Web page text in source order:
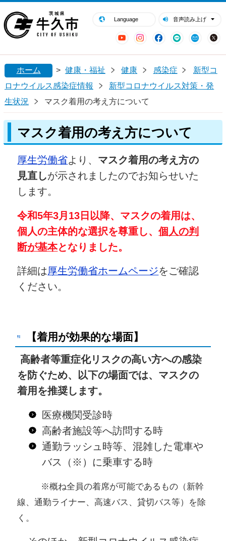
Language 音声読み上げ
YouTubeInstagram
Facebook
LINE Mail
閉じる
ホーム > 健康・福祉 健康 感染症
新型コ
ロナウイルス感染症情報
新型コロナウイルス対策・発
生状況
マスク着用の考え方について
マスク着用の考え方について
厚生労働省より、 マスク着用の考え方の
見直しが示されましたのでお知らせいた
します。
令和5年3月13日以降、マスクの着用は、
個人の主体的な選択を尊重し、個人の判
断が基本となりました。
​詳細は厚生労働省ホームページをご確認
ください。
【着用が効果的な場面】
高齢者等重症化リスクの高い方への感染
を防ぐため、以下の場面では、マスクの
着用を推奨します。
医療機関受診時
高齢者施設等へ訪問する時
通勤ラッシュ時等、混雑した電車や
バス（※）に乗車する時
※概ね全員の着席が可能であるもの（新幹
線、通勤ライナー、高速バス、貸切バス等）を除
く。